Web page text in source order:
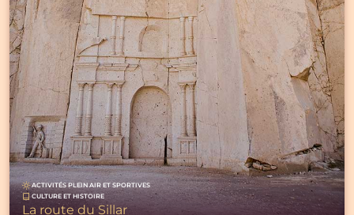
ACTIVITÉS PLEIN AIR ET SPORTIVES
CULTURE ET HISTOIRE
La route du Sillar